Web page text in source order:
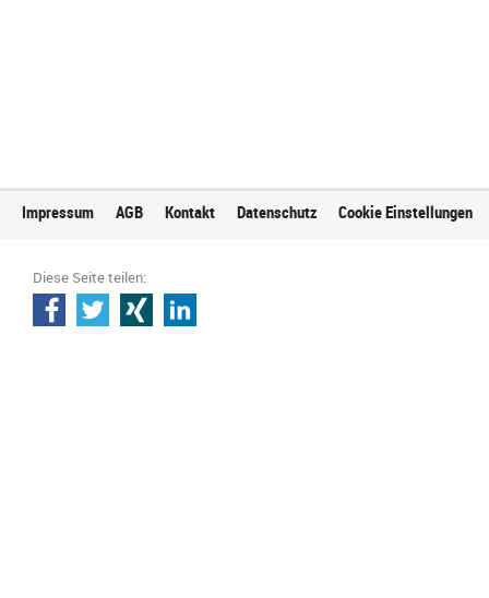
Impressum AGB Kontakt Datenschutz Cookie Einstellungen
Diese Seite teilen: